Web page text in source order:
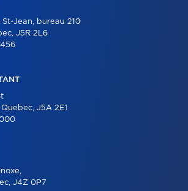
St-Jean, bureau 210
J5R 2L6
J5A 2E1
J4Z 0P7